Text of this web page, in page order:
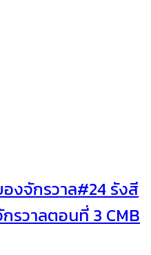
งจักรวาล#24 รังสี
รวาลตอนที่ 3 CMB